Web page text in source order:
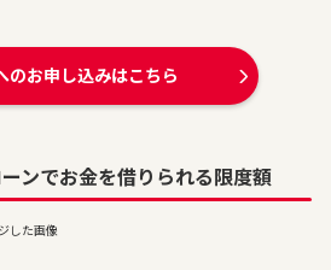
のお申し込みはこちら
ンでお金を借りられる限度額